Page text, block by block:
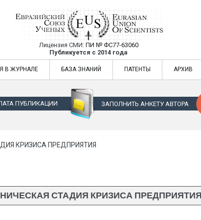
Союз Ученых —
Лицензия СМИ: ПИ № ФС77-63060
Публикуется с 2014 года
Союз Ученых — публикация научных статей в
В ЖУРНАЛЕ БАЗА ЗНАНИЙ ПАТЕНТЫ АРХИВ
ПУБЛИКАЦИИ ЗАПОЛНИТЬ АНКЕТУ АВТОРА
КРИЗИСА ПРЕДПРИЯТИЯ
СТАДИЯ КРИЗИСА ПРЕДПРИЯТИЯ